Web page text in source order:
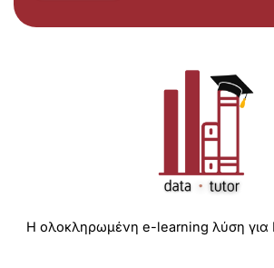
Η ολοκληρωμένη e-learning λύση για